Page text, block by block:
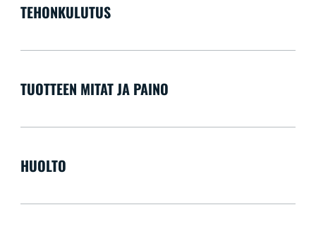
TEHONKULUTUS
TUOTTEEN MITAT JA PAINO
HUOLTO